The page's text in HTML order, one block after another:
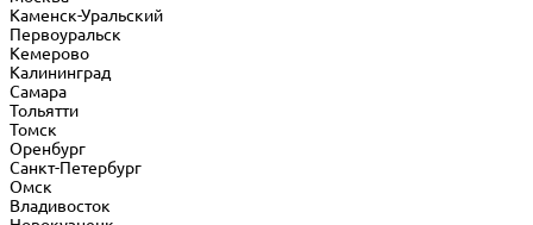
Каменск-Уральский
Первоуральск
Кемерово
Калининград
Самара
Тольятти
Томск
Оренбург
Санкт-Петербург
Омск
Владивосток